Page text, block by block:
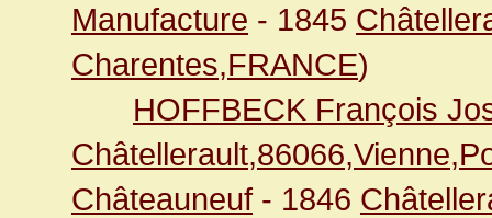
Manufacture - 1845
Charentes,FRANCE)
HOFFBECK François
Châteauneuf - 1846